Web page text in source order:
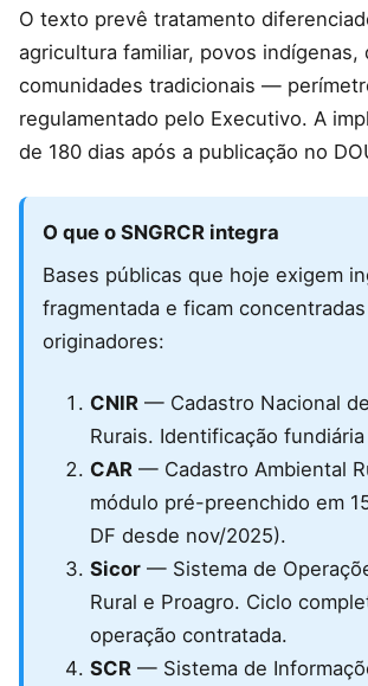
O texto prevê tratamento
agricultura familiar, povos indígenas,
comunidades tradicionais —
regulamentado pelo Executivo. A
de 180 dias após a publicação no
O que o SNGRCR integra
Bases públicas que hoje exigem
fragmentada e ficam
originadores:
CNIR — Cadastro Nacional
Rurais. Identificação
CAR — Cadastro Ambiental
módulo pré-preenchido em
DF desde nov/2025).
Sicor — Sistema de
Rural e Proagro. Ciclo
operação contratada.
SCR — Sistema de